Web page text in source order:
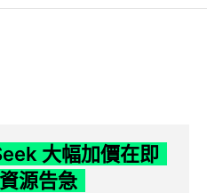
大幅加價在即
源告急